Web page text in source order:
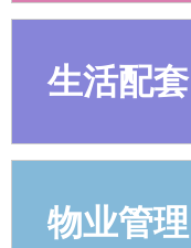
生活配套
物业管理